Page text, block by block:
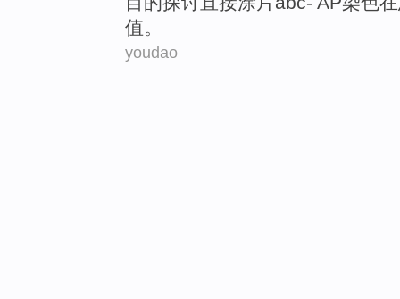
值 。
youdao